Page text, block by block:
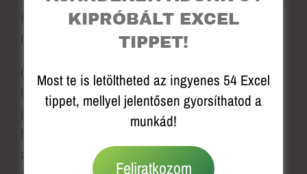
Ezek után kattinthatsz a KÉSZ gombra és
másolhatod is az eredményt.
(Ha a KÉSZ-re kattintás után feldob egy
hibaüzenetet, hogy hiba van a képletben,
javíthatja-e az Excel, itt csak egy zárójelet
hiányol a végéről, ha rákattintasz, hogy IGEN,
akkor automatikusan javítja és láthatod is az
KIPRÓBÁLT EXCEL
TIPPET!
Most te is letöltheted az ingyenes 54 Excel
tippet, mellyel jelentősen gyorsíthatod a
munkád!
Feliratkozom